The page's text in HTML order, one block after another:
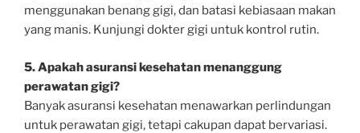
menggunakan benang gigi, dan batasi kebiasaan makan
yang manis. Kunjungi dokter gigi untuk kontrol rutin.
5. Apakah asuransi kesehatan menanggung
perawatan gigi?
Banyak asuransi kesehatan menawarkan perlindungan
untuk perawatan gigi, tetapi cakupan dapat bervariasi.